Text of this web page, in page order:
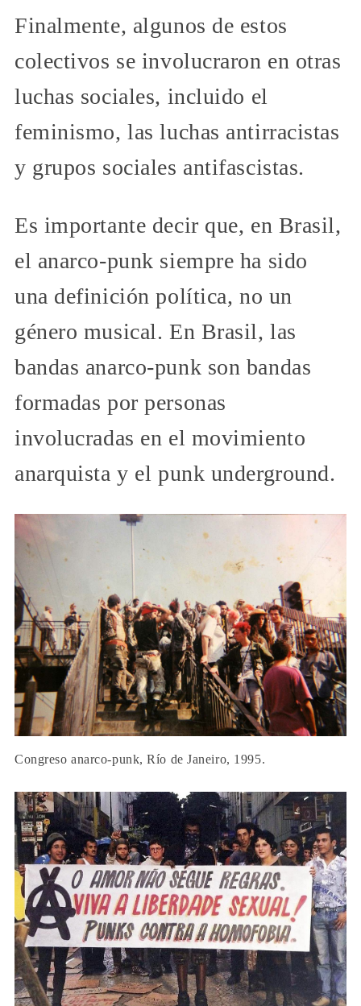
Finalmente, algunos de estos
colectivos se involucraron en otras
luchas sociales, incluido el
feminismo, las luchas antirracistas
y grupos sociales antifascistas.
Es importante decir que, en Brasil,
el anarco-punk siempre ha sido
una definición política, no un
género musical. En Brasil, las
bandas anarco-punk son bandas
formadas por personas
involucradas en el movimiento
anarquista y el punk underground.
Congreso anarco-punk, Río de Janeiro, 1995.